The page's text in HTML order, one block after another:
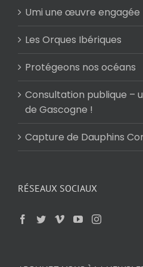
Umi une œuvre engagée
Les Orques Ibériques
Protégeons nos océans
Consultation publique –
de Gascogne !
Capture de Dauphins
RÉSEAUX SOCIAUX